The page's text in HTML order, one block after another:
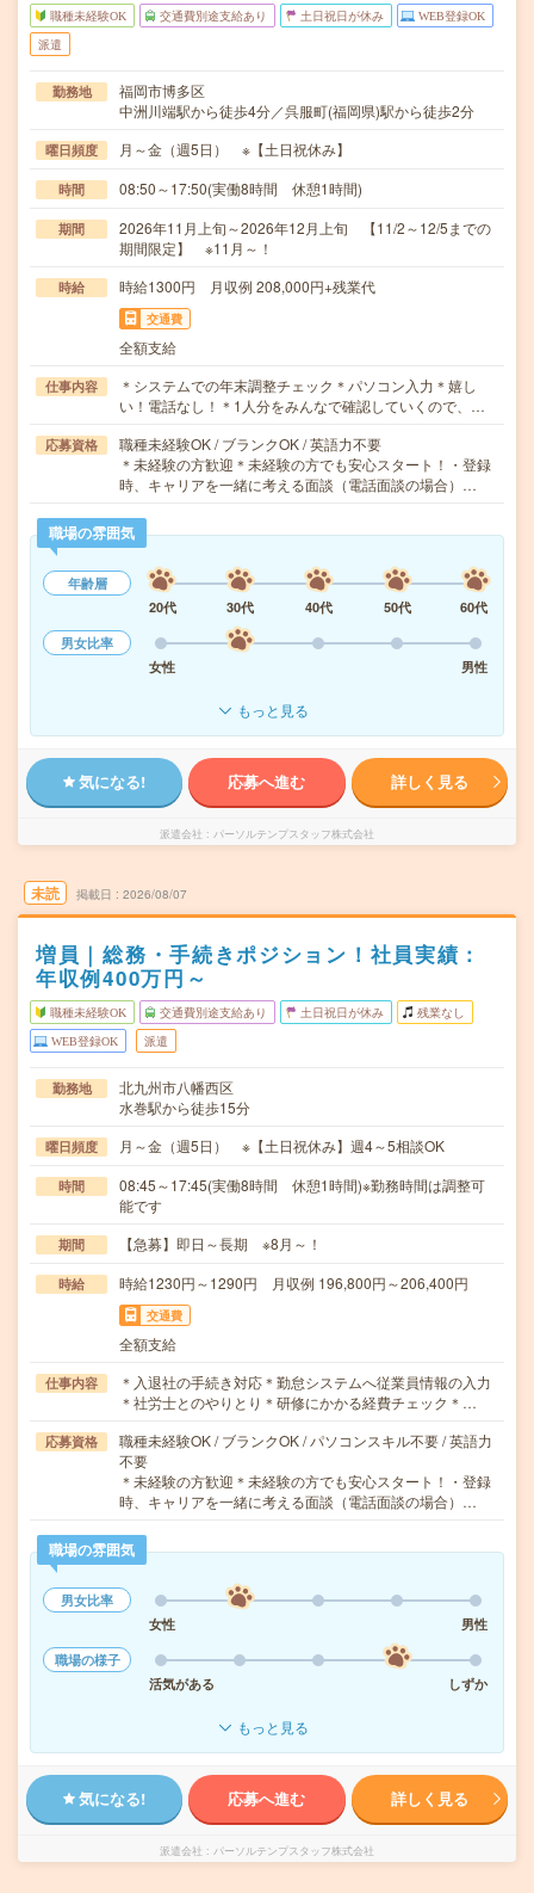
職種未経験OK 交通費別途支給あり 土日祝日が休み WEB登録OK
派遣
勤務地
福岡市博多区
中洲川端駅から徒歩4分／呉服町(福岡県)駅から徒歩2分
曜日頻度 月～金（週5日） ※【土日祝休み】
時間 08:50～17:50(実働8時間 休憩1時間)
期間
2026年11月上旬～2026年12月上旬 【11/2～12/5までの
期間限定】 ※11月～！
時給 時給1300円 月収例 208,000円+残業代
交通費
全額支給
仕事内容
＊システムでの年末調整チェック＊パソコン入力＊嬉し
い！電話なし！＊1人分をみんなで確認していくので、…
応募資格
職種未経験OK / ブランクOK / 英語力不要
＊未経験の方歓迎＊未経験の方でも安心スタート！・登録
時、キャリアを一緒に考える面談（電話面談の場合）…
職場の雰囲気
年齢層
20代
30代 40代 50代
60代
男女比率
女性
男性
もっと見る
気になる! 応募へ進む 詳しく見る
派遣会社 パーソルテンプスタッフ株式会社
未読 掲載日 2026/08/07
増員｜総務・手続きポジション！社員実績：
年収例400万円～
職種未経験OK 交通費別途支給あり 土日祝日が休み 残業なし
WEB登録OK 派遣
勤務地
北九州市八幡西区
水巻駅から徒歩15分
曜日頻度 月～金（週5日） ※【土日祝休み】週4～5相談OK
時間
08:45～17:45(実働8時間 休憩1時間)※勤務時間は調整可
能です
期間 【急募】即日～長期 ※8月～！
時給 時給1230円～1290円 月収例 196,800円～206,400円
交通費
全額支給
仕事内容
＊入退社の手続き対応＊勤怠システムへ従業員情報の入力
＊社労士とのやりとり＊研修にかかる経費チェック＊…
応募資格
職種未経験OK / ブランクOK / パソコンスキル不要 / 英語力
不要
＊未経験の方歓迎＊未経験の方でも安心スタート！・登録
時、キャリアを一緒に考える面談（電話面談の場合）…
職場の雰囲気
男女比率
女性
男性
職場の様子
活気がある
しずか
もっと見る
気になる! 応募へ進む 詳しく見る
派遣会社 パーソルテンプスタッフ株式会社